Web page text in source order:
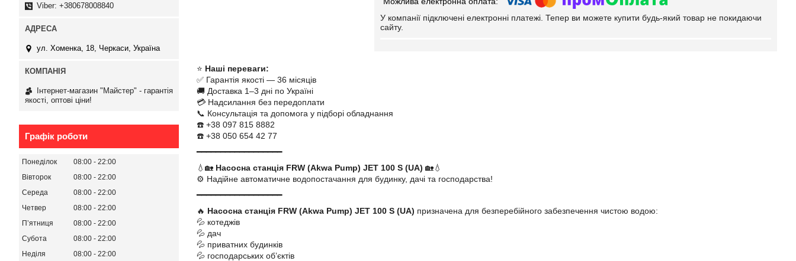
У компанії підключені електронні платежі. Тепер ви можете купити будь-який товар не покидаючи
сайту.
⭐ Наші переваги:
✅ Гарантія якості — 36 місяців
🚚 Доставка 1–3 дні по Україні
💳 Надсилання без передоплати
📞 Консультація та допомога у підборі обладнання
☎️ +38 097 815 8882
☎️ +38 050 654 42 77
━━━━━━━━━━━━━━━━━━
💧🏡 Насосна станція FRW (Akwa Pump) JET 100 S (UA) 🏡💧
⚙️ Надійне автоматичне водопостачання для будинку, дачі та господарства!
━━━━━━━━━━━━━━━━━━
🔥 Насосна станція FRW (Akwa Pump) JET 100 S (UA) призначена для безперебійного забезпечення чистою водою:
💦 котеджів
💦 дач
💦 приватних будинків
💦 господарських об’єктів
Viber: +380678008840
ул. ​Хоменка, 18, Черкаси, Україна
Інтернет-магазин "Майстер" - гарантія
якості, оптові ціни!
Графік роботи
Понеділок 08:00
22:00
Вівторок
08:00
22:00
Середа
08:00
22:00
Четвер
08:00
22:00
Пʼятниця
08:00
22:00
Субота
08:00
22:00
Неділя
08:00 22:00